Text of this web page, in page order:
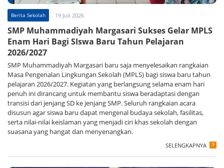
Berita Sekolah 19 Juli 2026
SMP Muhammadiyah Margasari Sukses Gelar MPLS
Enam Hari Bagi SIswa Baru Tahun Pelajaran
2026/2027
SMP Muhammadiyah Margasari baru saja menyelesaikan rangkaian
Masa Pengenalan Lingkungan Sekolah (MPLS) bagi siswa baru tahun
pelajaran 2026/2027. Kegiatan yang berlangsung selama enam hari
penuh ini dirancang untuk membantu siswa beradaptasi dengan
transisi dari jenjang SD ke jenjang SMP. Seluruh rangkaian acara
disusun agar siswa baru dapat mengenal budaya sekolah, fasilitas,
serta nilai-nilai keislaman yang menjadi ciri khas sekolah dengan
suasana yang hangat dan menyenangkan.
SELENGKAPNYA